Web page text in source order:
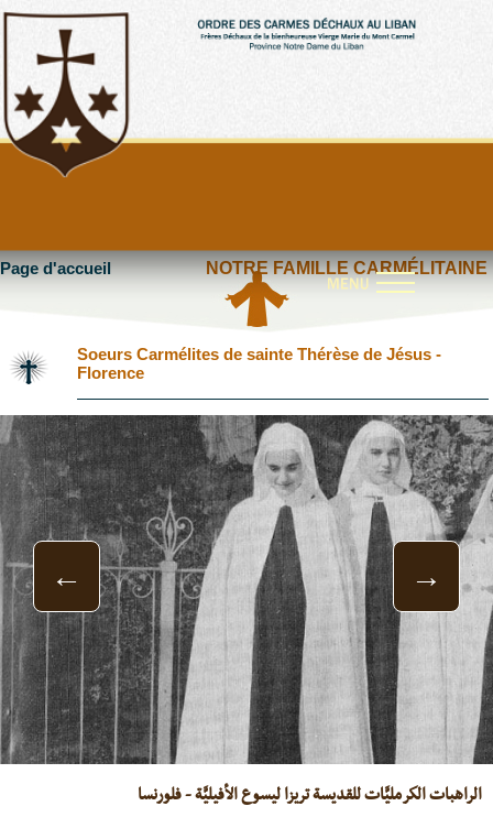
Page d'accueil NOTRE FAMILLE CARMÉLITAINE
Soeurs Carmélites de sainte Thérèse de Jésus -
Florence
→
←
الراهبات الكرمليَّات للقديسة تريزا ليسوع الأفيليَّة - فلورنسا